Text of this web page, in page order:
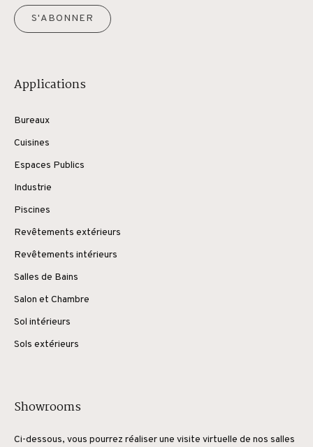
S'ABONNER
Applications
Bureaux
Cuisines
Espaces Publics
Industrie
Piscines
Revêtements extérieurs
Revêtements intérieurs
Salles de Bains
Salon et Chambre
Sol intérieurs
Sols extérieurs
Showrooms
Ci-dessous, vous pourrez réaliser une visite virtuelle de nos salles